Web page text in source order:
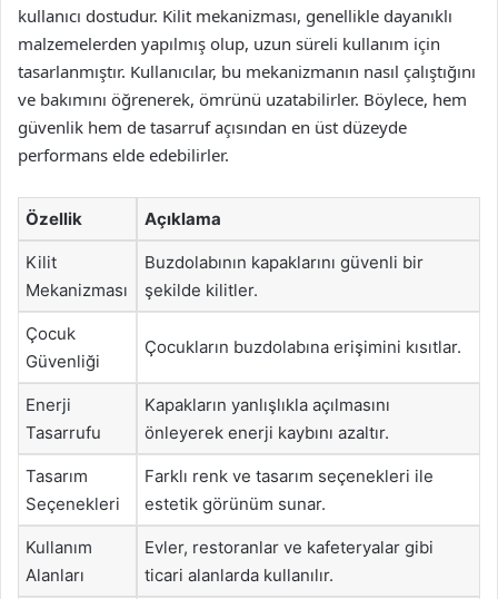
kullanıcı dostudur. Kilit mekanizması, genellikle dayanıklı
malzemelerden yapılmış olup, uzun süreli kullanım için
tasarlanmıştır. Kullanıcılar, bu mekanizmanın nasıl çalıştığını
ve bakımını öğrenerek, ömrünü uzatabilirler. Böylece, hem
güvenlik hem de tasarruf açısından en üst düzeyde
performans elde edebilirler.
Özellik Açıklama
Kilit
Mekanizması
Buzdolabının kapaklarını güvenli bir
şekilde kilitler.
Çocuk
Güvenliği
Çocukların buzdolabına erişimini kısıtlar.
Enerji
Tasarrufu
Kapakların yanlışlıkla açılmasını
önleyerek enerji kaybını azaltır.
Tasarım
Seçenekleri
Farklı renk ve tasarım seçenekleri ile
estetik görünüm sunar.
Kullanım
Alanları
Evler, restoranlar ve kafeteryalar gibi
ticari alanlarda kullanılır.